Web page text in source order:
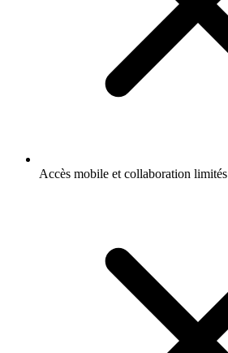
Accès mobile et collaboration limités